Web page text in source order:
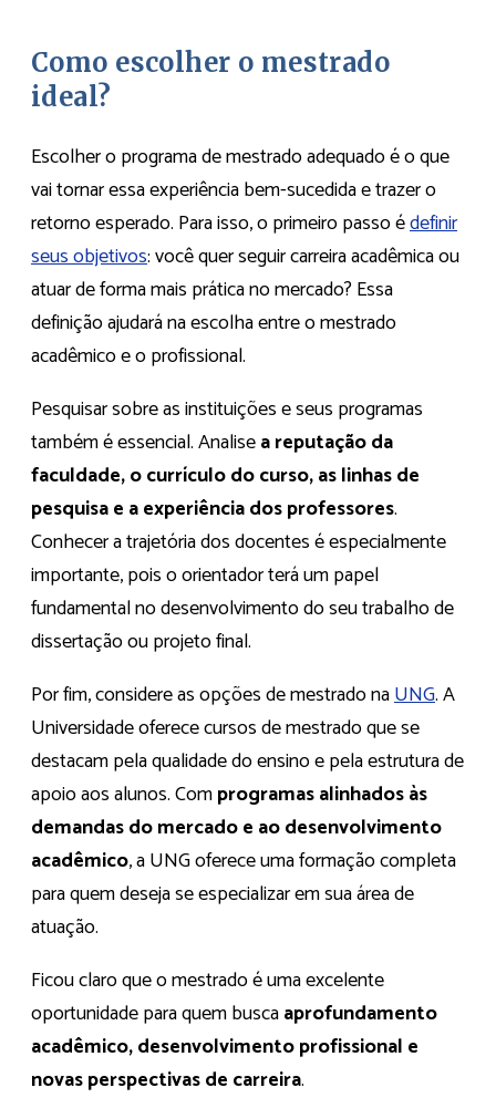
Como escolher o mestrado
ideal?
Escolher o programa de mestrado adequado é o que
vai tornar essa experiência bem-sucedida e trazer o
retorno esperado. Para isso, o primeiro passo édefinir
seus objetivos: você quer seguir carreira acadêmica ou
atuar de forma mais prática no mercado? Essa
definição ajudará na escolha entre o mestrado
acadêmico e o profissional.
Pesquisar sobre as instituições e seus programas
também é essencial. Analisea reputação da
faculdade, o currículo do curso, as linhas de
pesquisa e a experiência dos professores.
Conhecer a trajetória dos docentes é especialmente
importante, pois o orientador terá um papel
fundamental no desenvolvimento do seu trabalho de
dissertação ou projeto final.
Por fim, considere as opções de mestrado naUNG. A
Universidade oferece cursos de mestrado que se
destacam pela qualidade do ensino e pela estrutura de
apoio aos alunos. Comprogramas alinhados às
demandas do mercado e ao desenvolvimento
acadêmico, a UNG oferece uma formação completa
para quem deseja se especializar em sua área de
atuação.
Ficou claro que o mestrado é uma excelente
oportunidade para quem buscaaprofundamento
acadêmico, desenvolvimento profissional e
novas perspectivas de carreira.